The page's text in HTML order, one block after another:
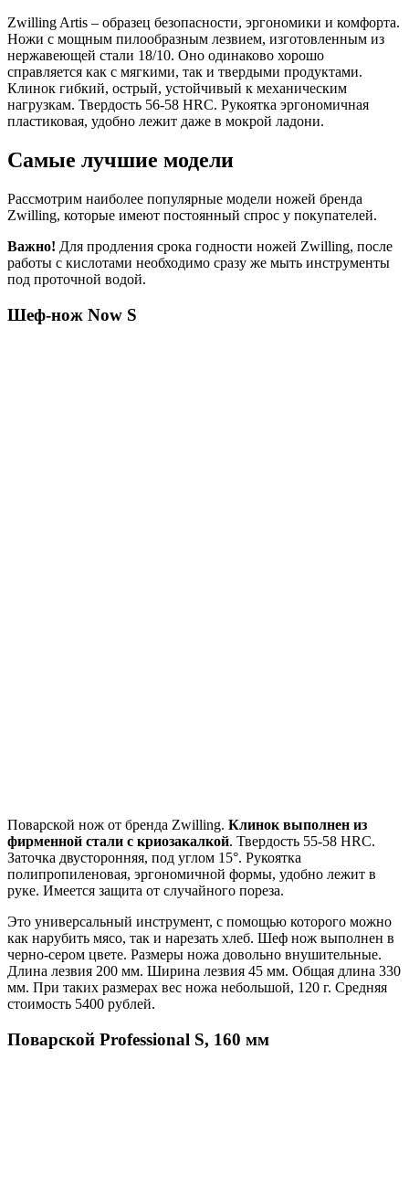
Zwilling Artis – образец безопасности, эргономики и комфорта.
Ножи с мощным пилообразным лезвием, изготовленным из
нержавеющей стали 18/10. Оно одинаково хорошо
справляется как с мягкими, так и твердыми продуктами.
Клинок гибкий, острый, устойчивый к механическим
нагрузкам. Твердость 56-58 HRC. Рукоятка эргономичная
пластиковая, удобно лежит даже в мокрой ладони.
Самые лучшие модели
Рассмотрим наиболее популярные модели ножей бренда
Zwilling, которые имеют постоянный спрос у покупателей.
Важно! Для продления срока годности ножей Zwilling, после
работы с кислотами необходимо сразу же мыть инструменты
под проточной водой.
Шеф-нож Now S
Поварской нож от бренда Zwilling. Клинок выполнен из
фирменной стали с криозакалкой. Твердость 55-58 HRC.
Заточка двусторонняя, под углом 15°. Рукоятка
полипропиленовая, эргономичной формы, удобно лежит в
руке. Имеется защита от случайного пореза.
Это универсальный инструмент, с помощью которого можно
как нарубить мясо, так и нарезать хлеб. Шеф нож выполнен в
черно-сером цвете. Размеры ножа довольно внушительные.
Длина лезвия 200 мм. Ширина лезвия 45 мм. Общая длина 330
мм. При таких размерах вес ножа небольшой, 120 г. Средняя
стоимость 5400 рублей.
Поварской Professional S, 160 мм